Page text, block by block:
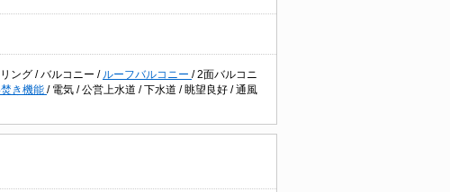
ング /バルコニー / ルーフバルコニー /2面バルコニ
き機能 / 電気 /公営上水道 /下水道 / 眺望良好 /通風